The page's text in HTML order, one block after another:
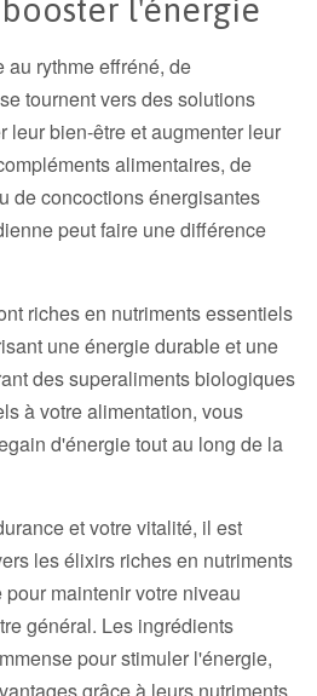
l'énergie
au rythme effréné, de
tournent vers des solutions
leur bien-être et augmenter leur
alimentaires, de
de concoctions énergisantes
peut faire une différence
riches en nutriments essentiels
une énergie durable et une
des superaliments biologiques
à votre alimentation, vous
d'énergie tout au long de la
et votre vitalité, il est
les élixirs riches en nutriments
maintenir votre niveau
général. Les ingrédients
pour stimuler l'énergie,